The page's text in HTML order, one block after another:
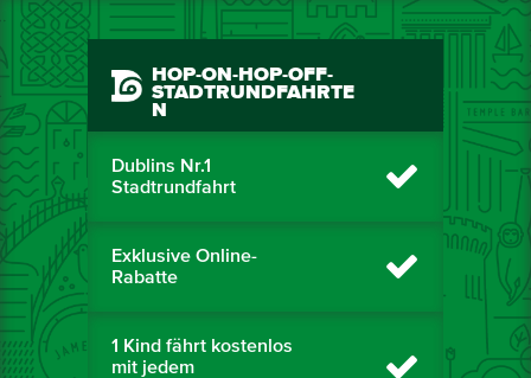
HOP-ON-HOP-OFF-
STADTRUNDFAHRTE
N
Dublins Nr.1
Stadtrundfahrt
Exklusive Online-
Rabatte
1 Kind fährt kostenlos
mit jedem